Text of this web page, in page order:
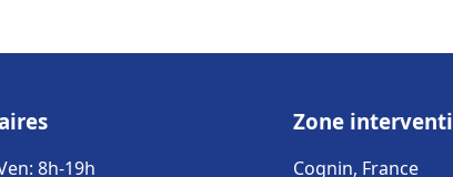
8h-19h
Zone
Cognin, France